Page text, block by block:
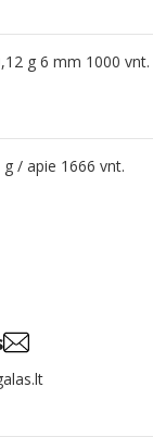
g 6 mm 1000 vnt.
/ apie 1666 vnt.